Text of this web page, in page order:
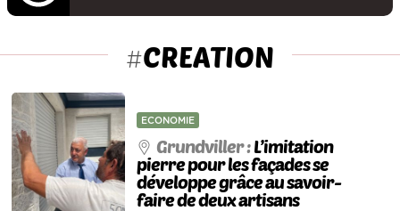
#CREATION
ECONOMIE
Grundviller :L’imitation
pierre pour les façades se
développe grâce au savoir-
faire de deux artisans